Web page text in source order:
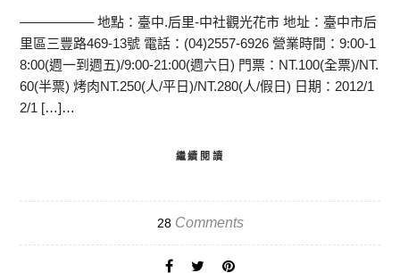
—————– 地點：臺中.后里-中社觀光花市 地址：臺中市后
里區三豐路469-13號 電話：(04)2557-6926 營業時間：9:00-1
8:00(週一到週五)/9:00-21:00(週六日) 門票：NT.100(全票)/NT.
60(半票) 烤肉NT.250(人/平日)/NT.280(人/假日) 日期：2012/1
2/1 […]…
繼續閱讀
28Comments